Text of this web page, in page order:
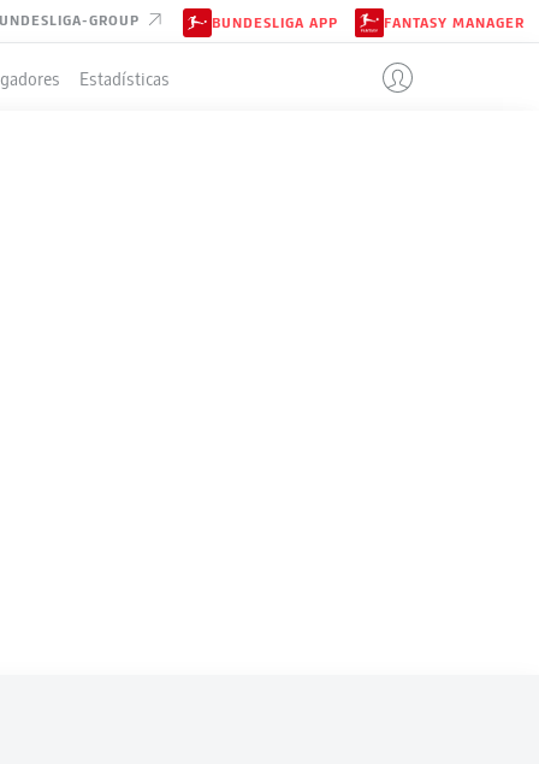
GROUP BUNDESLIGA APP FANTASY MANAGER
Estadísticas